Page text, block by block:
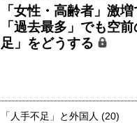
「女性・高齢者」激
「過去最多」でも空
足」をどうする
「人手不足」と外国人 (20)